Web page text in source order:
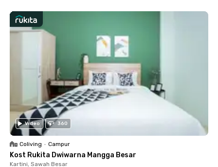
Video 360
Coliving • Campur
Kost Rukita Dwiwarna Mangga Besar
Kartini, Sawah Besar